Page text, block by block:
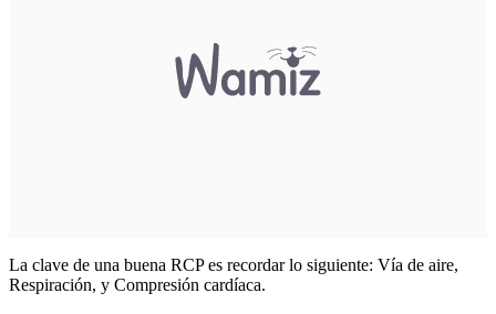
La clave de una buena RCP es recordar lo siguiente: Vía de aire,
Respiración, y Compresión cardíaca.